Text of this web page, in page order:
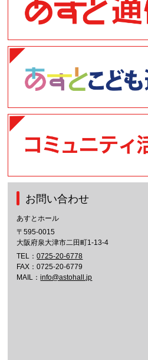
お問い合わせ
あすとホール
〒595-0015
大阪府泉大津市二田町1-13-4
TEL：0725-20-6778
FAX：0725-20-6779
MAIL：info@astohall.jp